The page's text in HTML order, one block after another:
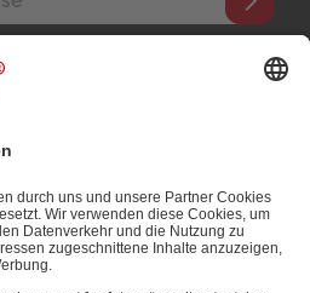
du unseren E-Mail-Newsletter, der
Informationen (z.B. Account-
zu Werbezwecken bereitgestellten